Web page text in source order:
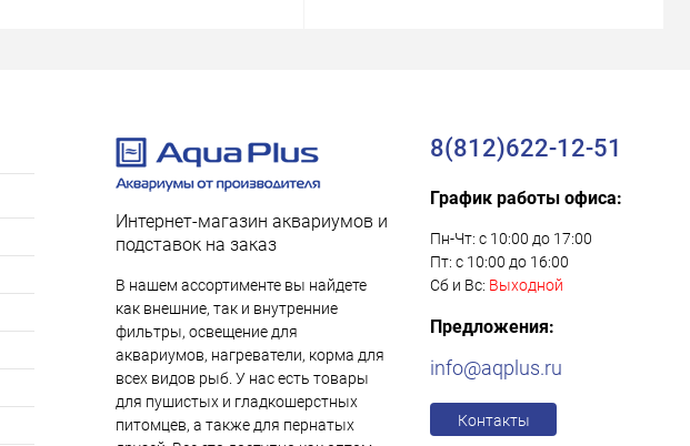
Интернет-магазин аквариумов и
подставок на заказ
В нашем ассортименте вы найдете
как внешние, так и внутренние
фильтры, освещение для
аквариумов, нагреватели, корма для
всех видов рыб. У нас есть товары
для пушистых и гладкошерстных
питомцев, а также для пернатых
8(812)622-12-51
График работы офиса:
Пн-Чт: с 10:00 до 17:00
Пт: с 10:00 до 16:00
Сб и Вс: Выходной
Предложения:
info@aqplus.ru
Контакты